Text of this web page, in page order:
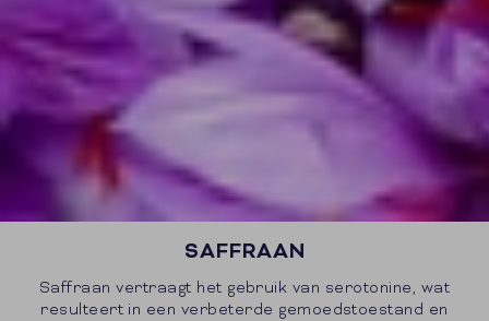
SAFFRAAN
Saffraan vertraagt het gebruik van serotonine, wat
resulteert in een verbeterde gemoedstoestand en